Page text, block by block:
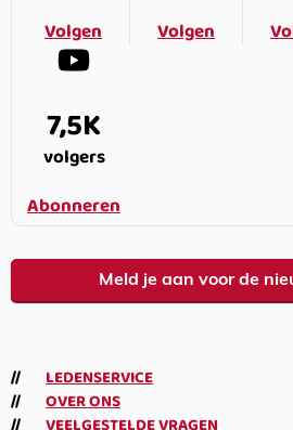
Volgen
Volgen
7,5K
volgers
Abonneren
Meld je aan voor de
LEDENSERVICE
OVER ONS